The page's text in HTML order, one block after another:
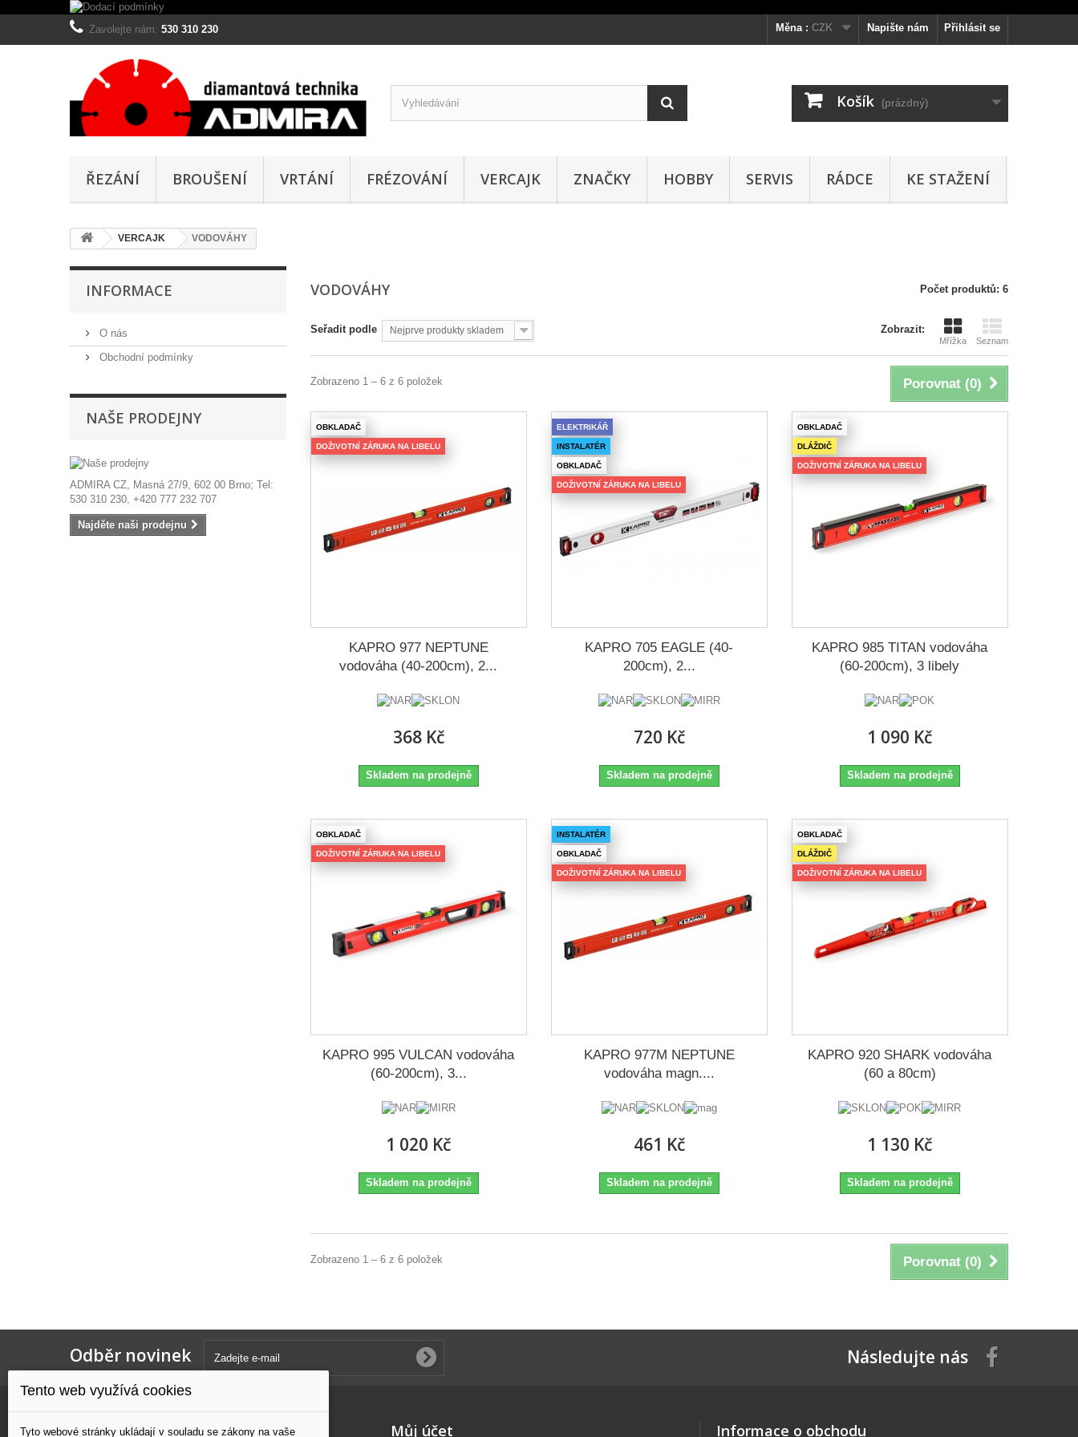
Přihlásit se
Napište nám
Zavolejte nám: 530 310 230 Měna : CZK
Košík (prázdný)
ŘEZÁNÍ BROUŠENÍ VRTÁNÍ FRÉZOVÁNÍ VERCAJK ZNAČKY HOBBY SERVIS RÁDCE KE STAŽENÍ
VERCAJK VODOVÁHY
INFORMACE
O nás
Obchodní podmínky
NAŠE PRODEJNY
ADMIRA CZ, Masná 27/9, 602 00 Brno; Tel:
530 310 230, +420 777 232 707
Najděte naši prodejnu
VODOVÁHY Počet produktů: 6
Zobrazit:
Mřížka Seznam
Seřadit podle Nejprve produkty skladem
Porovnat (0)
Zobrazeno 1 – 6 z 6 položek
OBKLADAČ
DOŽIVOTNÍ ZÁRUKA NA LIBELU
KAPRO 977 NEPTUNE
vodováha (40-200cm), 2...
368 Kč
Skladem na prodejně
ELEKTRIKÁŘ
INSTALATÉR
OBKLADAČ
DOŽIVOTNÍ ZÁRUKA NA LIBELU
KAPRO 705 EAGLE (40-
200cm), 2...
720 Kč
Skladem na prodejně
OBKLADAČ
DLÁŽDIČ
DOŽIVOTNÍ ZÁRUKA NA LIBELU
KAPRO 985 TITAN vodováha
(60-200cm), 3 libely
1 090 Kč
Skladem na prodejně
OBKLADAČ
DOŽIVOTNÍ ZÁRUKA NA LIBELU
KAPRO 995 VULCAN vodováha
(60-200cm), 3...
1 020 Kč
Skladem na prodejně
INSTALATÉR
OBKLADAČ
DOŽIVOTNÍ ZÁRUKA NA LIBELU
KAPRO 977M NEPTUNE
vodováha magn....
461 Kč
Skladem na prodejně
OBKLADAČ
DLÁŽDIČ
DOŽIVOTNÍ ZÁRUKA NA LIBELU
KAPRO 920 SHARK vodováha
(60 a 80cm)
1 130 Kč
Skladem na prodejně
Porovnat (0)
Zobrazeno 1 – 6 z 6 položek
Odběr novinek Následujte nás
Kategorie Informace Můj účet Informace o obchodu
Tento web využívá cookies
Tyto webové stránky ukládají v souladu se zákony na vaše